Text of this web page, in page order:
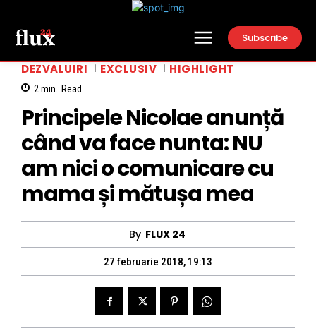
Subscribe
DEZVALUIRI EXCLUSIV HIGHLIGHT
2 min. Read
Principele Nicolae anunță
când va face nunta: NU
am nici o comunicare cu
mama și mătușa mea
By FLUX 24
27 februarie 2018, 19:13